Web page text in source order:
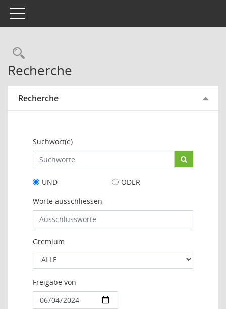
Toggle navigation
Rechercheauswahl
Recherche
Recherche
Suchwort(e)
UND
ODER
Worte ausschliessen
Gremium
Freigabe von